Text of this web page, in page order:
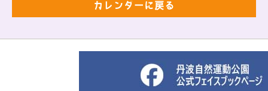
カレンダーに戻る